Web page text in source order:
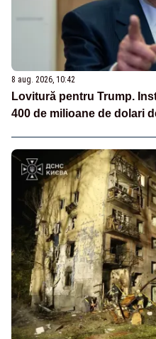
8 aug. 2026, 10:42
Lovitură pentru Trump.
400 de milioane de dolari